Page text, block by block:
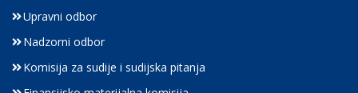
Upravni odbor
Nadzorni odbor
Komisija za sudije i sudijska pitanja